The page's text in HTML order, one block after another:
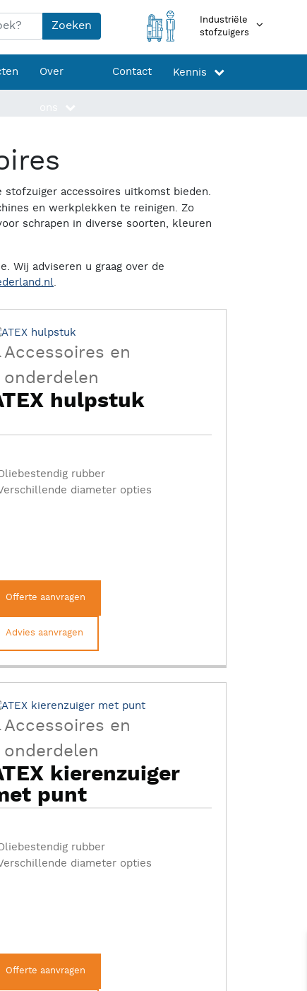
Zoeken
Industriële
stofzuigers
Over Contact Kennis
stofzuiger accessoires uitkomst bieden.
en werkplekken te reinigen. Zo
schrapen in diverse soorten, kleuren
Wij adviseren u graag over de
.
Accessoires en
onderdelen
hulpstuk
rubber
diameter opties
Offerte aanvragen
Advies aanvragen
Accessoires en
onderdelen
kierenzuiger
punt
rubber
diameter opties
Offerte aanvragen